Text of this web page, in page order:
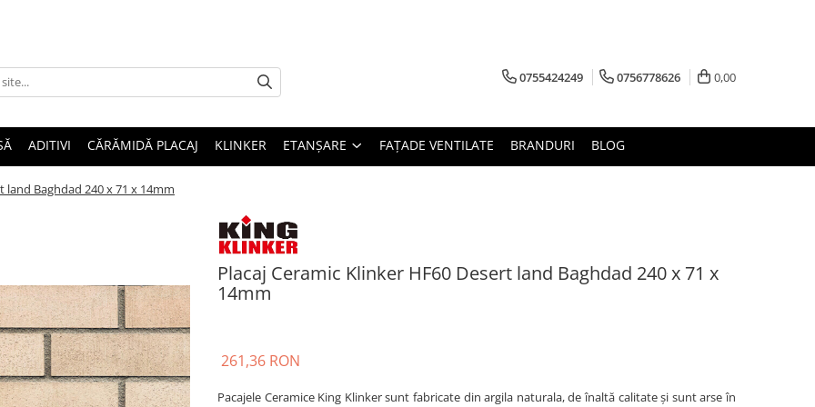
0755424249 0756778626 0,00
ADITIVI CĂRĂMIDĂ PLACAJ KLINKER ETANȘARE FAȚADE VENTILATE BRANDURI BLOG
land Baghdad 240 x 71 x 14mm
Placaj Ceramic Klinker HF60 Desert land Baghdad 240 x 71 x
14mm
261,36 RON
Pacajele Ceramice King Klinker sunt fabricate din argila naturala, de înaltă calitate și sunt arse în